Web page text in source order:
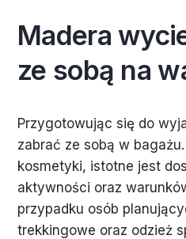
Madera
ze sobą na
Przygotowując się do
zabrać ze sobą w
kosmetyki, istotne jest
aktywności oraz
przypadku osób
trekkingowe oraz odzież